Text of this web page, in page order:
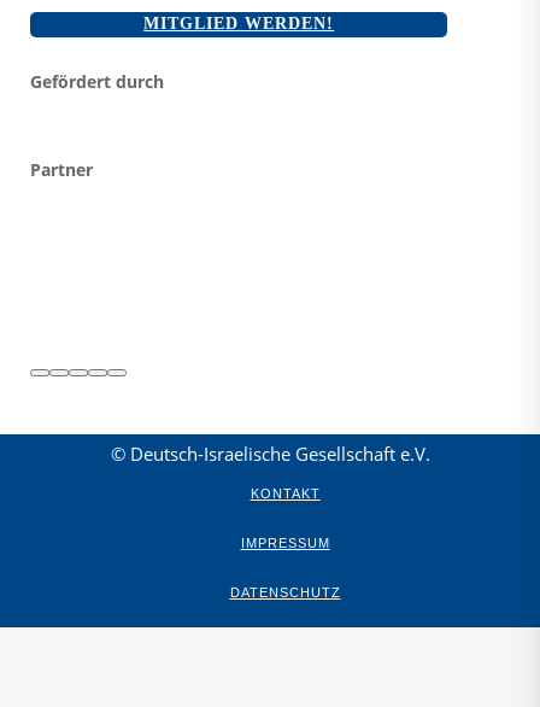
MITGLIED WERDEN!
Gefördert durch
Partner
© Deutsch-Israelische Gesellschaft e.V.
KONTAKT
IMPRESSUM
DATENSCHUTZ